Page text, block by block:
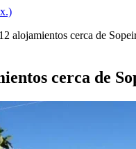
alojamientos cerca de
cerca de